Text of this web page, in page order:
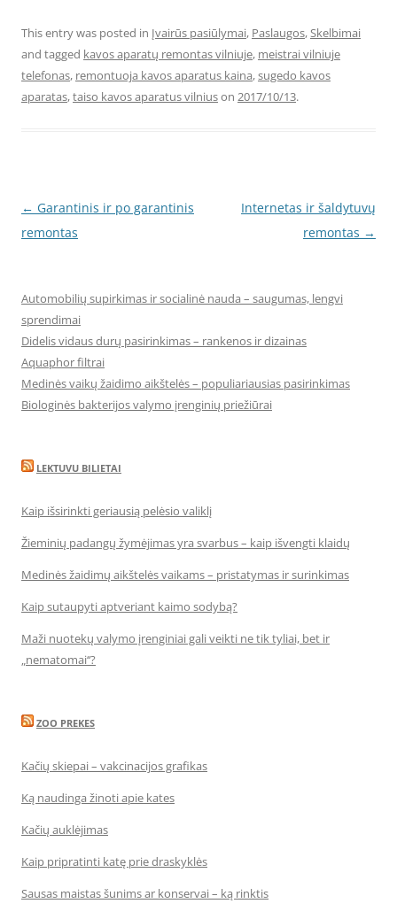
This entry was posted in Įvairūs pasiūlymai, Paslaugos,Skelbimai
and tagged kavos aparatų remontas vilniuje, meistrai vilniuje
telefonas, remontuoja kavos aparatus kaina,sugedo kavos
aparatas,taiso kavos aparatus vilniuson 2017/10/13.
Post
navigation
← Garantinis ir po garantinis
remontas
Internetas ir šaldytuvų
remontas →
Automobilių supirkimas ir socialinė nauda – saugumas, lengvi
sprendimai
Didelis vidaus durų pasirinkimas – rankenos ir dizainas
Aquaphor filtrai
Medinės vaikų žaidimo aikštelės – populiariausias pasirinkimas
Biologinės bakterijos valymo įrenginių priežiūrai
LEKTUVU BILIETAI
Kaip išsirinkti geriausią pelėsio valiklį
Žieminių padangų žymėjimas yra svarbus – kaip išvengti klaidų
Medinės žaidimų aikštelės vaikams – pristatymas ir surinkimas
Kaip sutaupyti aptveriant kaimo sodybą?
Maži nuotekų valymo įrenginiai gali veikti ne tik tyliai, bet ir
„nematomai‘‘?
ZOO PREKES
Kačių skiepai – vakcinacijos grafikas
Ką naudinga žinoti apie kates
Kačių auklėjimas
Kaip pripratinti katę prie draskyklės
Sausas maistas šunims ar konservai – ką rinktis